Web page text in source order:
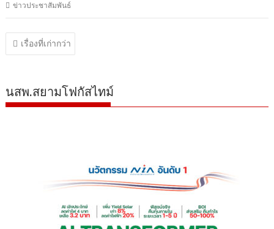
ข่าวประชาสัมพันธ์
แนะแนว
เรื่อง
เรื่องที่เก่ากว่า
นสพ.สยามโฟกัสไทม์